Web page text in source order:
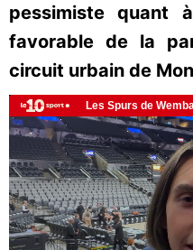
pessimiste quant
favorable de la
circuit urbain de